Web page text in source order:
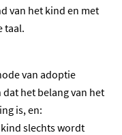
van het kind en met
taal.
van adoptie
het belang van het
is, en:
slechts wordt